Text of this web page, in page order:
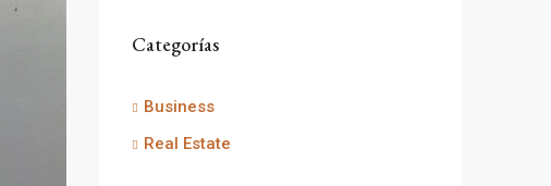
Categorías
Business
Real Estate